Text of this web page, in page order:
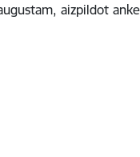
aizpildot